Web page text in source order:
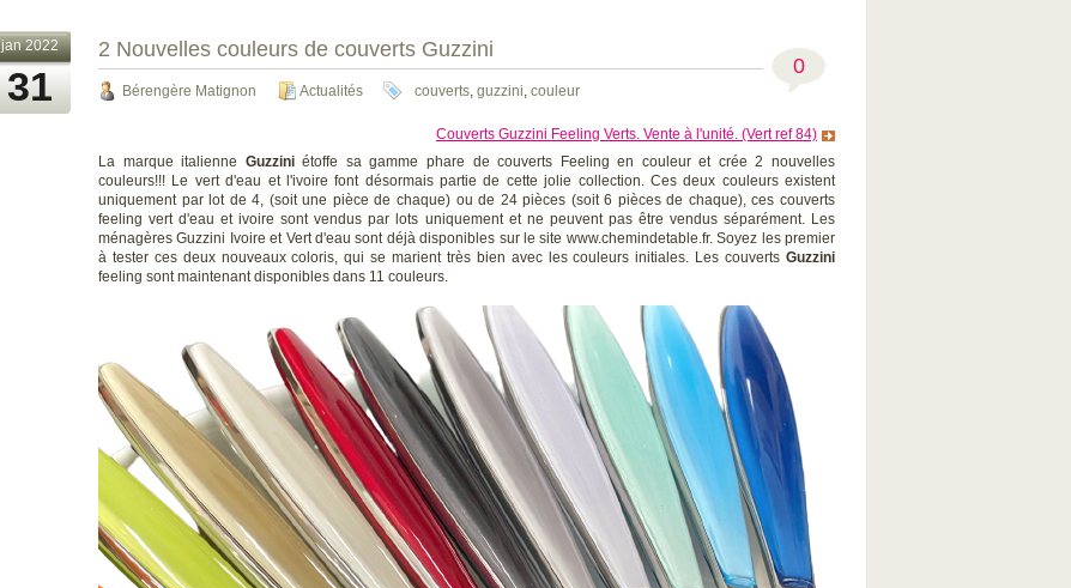
jan 2022
31
2 Nouvelles couleurs de couverts Guzzini
Bérengère Matignon Actualités couverts, guzzini, couleur
0
Couverts Guzzini Feeling Verts. Vente à l'unité. (Vert ref 84)
La marque italienne Guzziniétoffe sa gamme phare de couverts Feeling en couleur et crée 2 nouvelles
couleurs!!! Le vert d'eau et l'ivoire font désormais partie de cette jolie collection. Ces deux couleurs existent
uniquement par lot de 4, (soit une pièce de chaque) ou de 24 pièces (soit 6 pièces de chaque), ces couverts
feeling vert d'eau et ivoire sont vendus par lots uniquement et ne peuvent pas être vendus séparément. Les
ménagères Guzzini Ivoire et Vert d'eau sont déjà disponibles sur le site www.chemindetable.fr. Soyez les premier
à tester ces deux nouveaux coloris, qui se marient très bien avec les couleurs initiales. Les couverts Guzzini
feeling sont maintenant disponibles dans 11 couleurs.